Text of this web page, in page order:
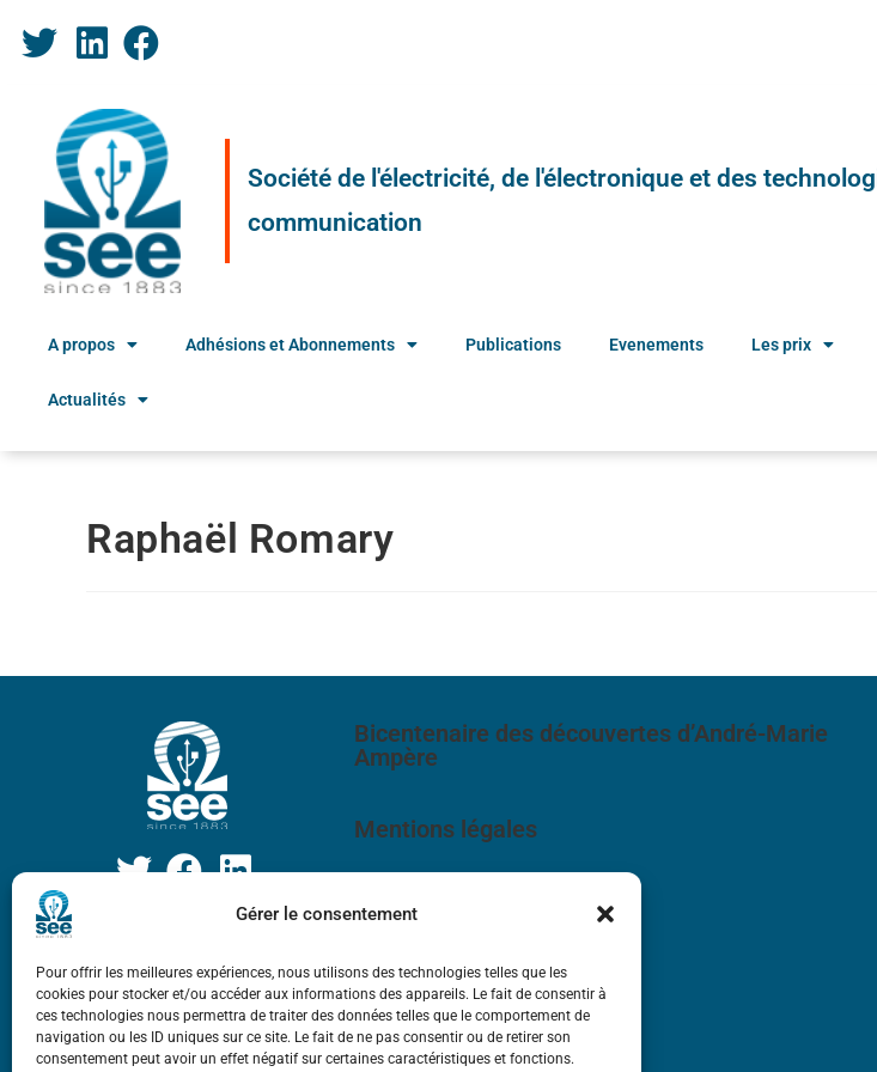
Gérer le consentement
Pour offrir les meilleures expériences, nous utilisons des technologies telles que les
cookies pour stocker et/ou accéder aux informations des appareils. Le fait de consentir à
ces technologies nous permettra de traiter des données telles que le comportement de
navigation ou les ID uniques sur ce site. Le fait de ne pas consentir ou de retirer son
consentement peut avoir un effet négatif sur certaines caractéristiques et fonctions.
Société de l'électricité, de l'électronique et des
communication
A propos Adhésions et Abonnements Publications Evenements Les prix
Actualités
Raphaël Romary
Bicentenaire des découvertes d’André-Marie
Ampère
Mentions légales